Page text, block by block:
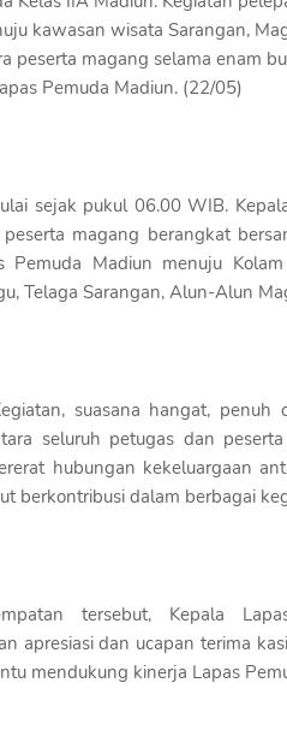
kawasan wisata Sarangan,
peserta magang selama enam
Pemuda Madiun. (22/05)
sejak pukul 06.00 WIB.
magang berangkat
Pemuda Madiun menuju
Telaga Sarangan, Alun-Alun
suasana hangat,
seluruh petugas dan
hubungan kekeluargaan
berkontribusi dalam berbagai
tersebut, Kepala
apresiasi dan ucapan terima
mendukung kinerja Lapas